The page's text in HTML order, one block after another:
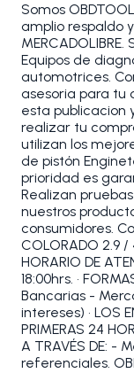
Somos
amplio respaldo
Equipos de
automotrices.
asesoria para tu
esta publicacion
realizar tu
utilizan los
de pistón
prioridad es
Realizan
nuestros
consumidores.
COLORADO 2.9 /
HORARIO DE
18:00hrs. •
Bancarias -
intereses) • LOS
PRIMERAS 24
A TRAVÉS DE: -
referenciales.